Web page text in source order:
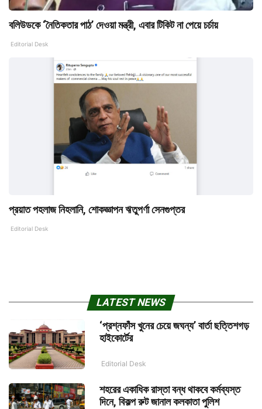
বলিউডকে ‘নৈতিকতার পাঠ’ দেওয়া মন্ত্রী, এবার টিকিট না পেয়ে চর্চায়
Editorial Desk
প্রয়াত পহলাজ নিহলানি, শোকজ্ঞাপন ঋতুপর্ণা সেনগুপ্তর
Editorial Desk
LATEST NEWS
‘প্রশ্নফাঁস খুনের চেয়ে জঘন্য’ বার্তা ছত্তিশগড়
হাইকোর্টের
Editorial Desk
শহরের একাধিক রাস্তা বন্ধ থাকবে কর্মব্যস্ত
দিনে, বিকল্প রুট জানাল কলকাতা পুলিশ